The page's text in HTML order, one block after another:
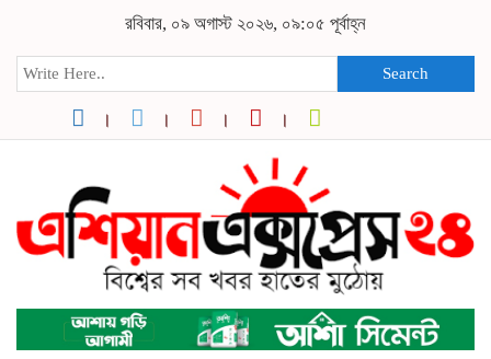
রবিবার, ০৯ অগাস্ট ২০২৬, ০৯:০৫ পূর্বাহ্ন
Search